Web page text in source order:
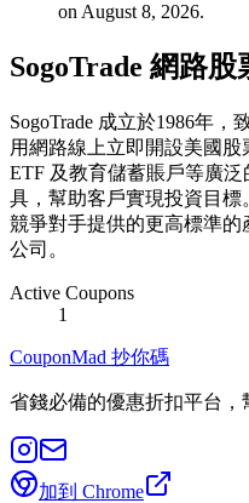
on August 8, 2026.
SogoTrade 網路
SogoTrade 成立於1986年
用網路線上立即開設美國股
ETF 及教育儲蓄賬戶等廣
具，幫助客戶實現投資目
競爭對手提供的更高標準
公司。
Active Coupons
1
CouponMad 抄你碼
省錢必備的優惠折扣平台，
加到 Chrome